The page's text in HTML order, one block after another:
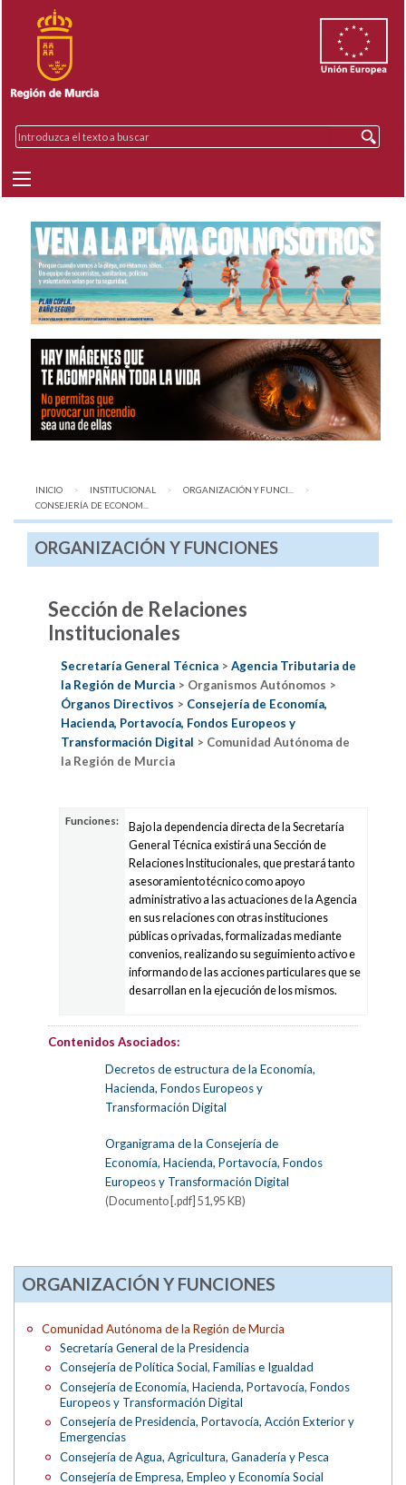
INICIO INSTITUCIONAL
ORGANIZACIÓN Y FUNCI...
AQUÍ:
CONSEJERÍA DE ECONOM...
ORGANIZACIÓN Y FUNCIONES
Sección de Relaciones
Institucionales
Secretaría General Técnica> Agencia Tributaria de
la Región de Murcia> Organismos Autónomos >
Órganos Directivos > Consejería de Economía,
Hacienda, Portavocía, Fondos Europeos y
Transformación Digital > Comunidad Autónoma de
la Región de Murcia
Funciones:
Bajo la dependencia directa de la Secretaría
General Técnica existirá una Sección de
Relaciones Institucionales, que prestará tanto
asesoramiento técnico como apoyo
administrativo a las actuaciones de la Agencia
en sus relaciones con otras instituciones
públicas o privadas, formalizadas mediante
convenios, realizando su seguimiento activo e
informando de las acciones particulares que se
desarrollan en la ejecución de los mismos.
Contenidos Asociados:
Decretos de estructura de la Economía,
Hacienda, Fondos Europeos y
Transformación Digital
Organigrama de la Consejería de
Economía, Hacienda, Portavocía, Fondos
Europeos y Transformación Digital
(Documento [.pdf] 51,95 KB)
ORGANIZACIÓN Y FUNCIONES
Comunidad Autónoma de la Región de Murcia
Secretaría General de la Presidencia
Consejería de Política Social, Familias e Igualdad
Consejería de Economía, Hacienda, Portavocía, Fondos
Europeos y Transformación Digital
Consejería de Presidencia, Portavocía, Acción Exterior y
Emergencias
Consejería de Agua, Agricultura, Ganadería y Pesca
Consejería de Empresa, Empleo y Economía Social